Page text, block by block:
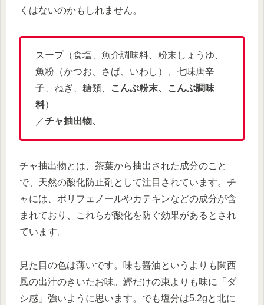
くはないのかもしれません。
スープ（食塩、魚介調味料、粉末しょうゆ、
魚粉（かつお、さば、いわし）、七味唐辛
子、ねぎ、糖類、
こんぶ粉末、こんぶ調味
料）
／チャ抽出物、
チャ抽出物とは、茶葉から抽出された成分のこと
で、天然の酸化防止剤として注目されています。チ
ャには、ポリフェノールやカテキンなどの成分が含
まれており、これらが酸化を防ぐ効果があるとされ
ています。
見た目の色は薄いです。味も醤油というよりも関西
風の出汁のきいたお味。鰹だけの東よりも味に「ダ
シ感」強いように思います。でも塩分は5.2gと北に